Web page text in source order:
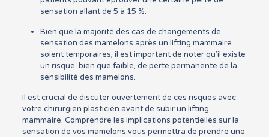
sensation allant de 5 à 15 %.
Bien que la majorité des cas de changements de
sensation des mamelons après un lifting mammaire
soient temporaires, il est important de noter qu’il existe
un risque, bien que faible, de perte permanente de la
sensibilité des mamelons.
Il est crucial de discuter ouvertement de ces risques avec
votre chirurgien plasticien avant de subir un lifting
mammaire. Comprendre les implications potentielles sur la
sensation de vos mamelons vous permettra de prendre une